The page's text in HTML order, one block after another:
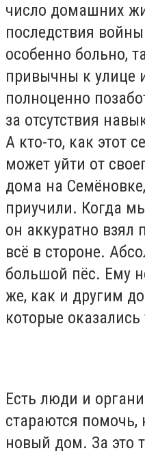
число домашних
последствия
особенно больно,
привычны к улице
полноценно
за отсутствия
А кто-то, как этот
может уйти от
дома на
приучили. Когда
он аккуратно взял
всё в стороне.
большой пёс. Ему
же, как и другим
которые
Есть люди и
стараются помочь,
новый дом. За это